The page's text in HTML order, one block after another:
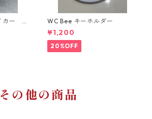
WC Bee キーホルダー
¥1,200
20%OFF
その他の商品